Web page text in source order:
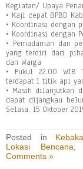
Kegiatan/ Upaya
• Kaji cepat BPBD
• Koordinasi dengan
• Koordinasi dengan
• Pemadaman dan
yang terdiri dari
dan Warga
• Pukul 22.00
terdapat 1 titik api
• Masih dilanjutkan
dapat dijangkau
Selasa, 15 Oktober
Posted in
Lokasi Bencana
Comments »